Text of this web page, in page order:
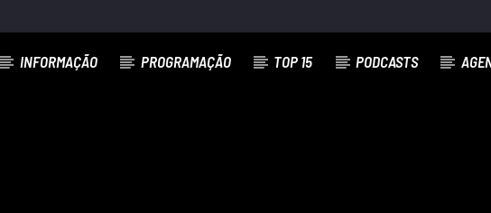
INFORMAÇÃO PROGRAMAÇÃO TOP 15 PODCASTS